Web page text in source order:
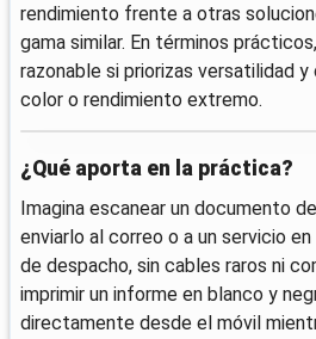
rendimiento frente a otras
gama similar. En términos
razonable si priorizas versatilidad
color o rendimiento extremo.
¿Qué aporta en la práctica?
Imagina escanear un documento
enviarlo al correo o a un servicio
de despacho, sin cables raros ni
imprimir un informe en blanco y
directamente desde el móvil